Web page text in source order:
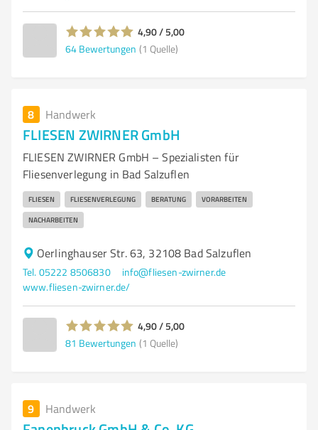
4,90 / 5,00
64 Bewertungen (1 Quelle)
8 Handwerk
FLIESEN ZWIRNER GmbH
FLIESEN ZWIRNER GmbH – Spezialisten für
Fliesenverlegung in Bad Salzuflen
FLIESEN FLIESENVERLEGUNG BERATUNG VORARBEITEN
NACHARBEITEN
Oerlinghauser Str. 63, 32108 Bad Salzuflen
Tel. 05222 8506830
info@fliesen-zwirner.de
www.fliesen-zwirner.de/
4,90 / 5,00
81 Bewertungen (1 Quelle)
9 Handwerk